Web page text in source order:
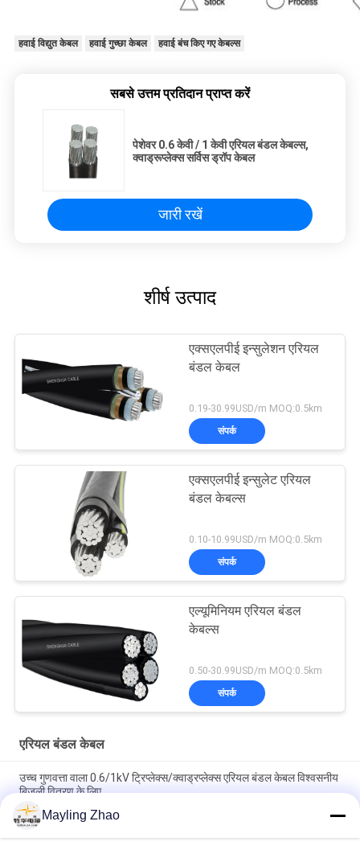
हवाई विद्युत केबल हवाई गुच्छा केबल हवाई बंच किए गए केबल्स
सबसे उत्तम प्रतिदान प्राप्त करें
पेशेवर 0.6 केवी / 1 केवी एरियल बंडल केबल्स,
क्वाड्रूप्लेक्स सर्विस ड्रॉप केबल
जारी रखें
शीर्ष उत्पाद
एक्सएलपीई इन्सुलेशन एरियल
बंडल केबल
0.19-30.99USD/m MOQ:0.5km
संपर्क
एक्सएलपीई इन्सुलेट एरियल
बंडल केबल्स
0.10-10.99USD/m MOQ:0.5km
संपर्क
एल्यूमिनियम एरियल बंडल
केबल्स
0.50-30.99USD/m MOQ:0.5km
संपर्क
एरियल बंडल केबल
उच्च गुणवत्ता वाला 0.6/1kV ट्रिप्लेक्स/क्वाड्रप्लेक्स एरियल बंडल केबल विश्वसनीय
बिजली वितरण के लिए
शंघाई शेंघुआ केबल 3 कोर एरियल बंडल ट्रिप्लेक्स सर्विस ड्रॉप केबल ओवरहेड पावर
ट्रांसमिशन लाइनों के लिए
Mayling Zhao